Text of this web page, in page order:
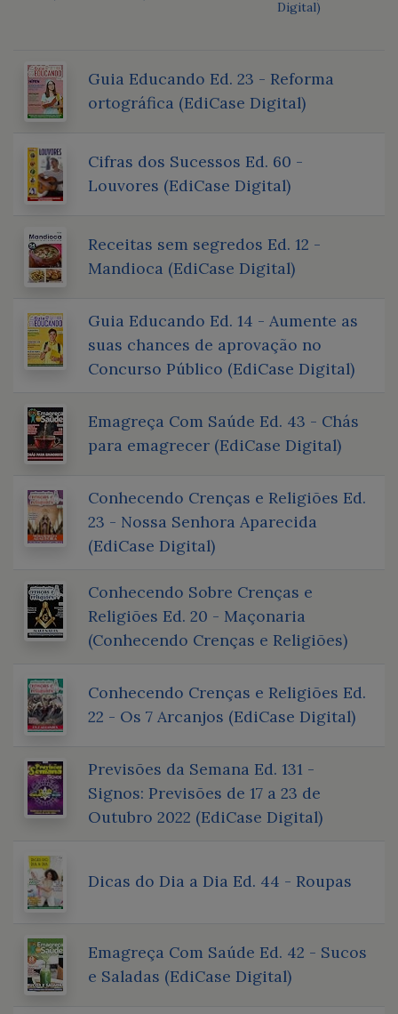
Digital)
Guia Educando Ed. 23 - Reforma
ortográfica (EdiCase Digital)
Cifras dos Sucessos Ed. 60 -
Louvores (EdiCase Digital)
Receitas sem segredos Ed. 12 -
Mandioca (EdiCase Digital)
Guia Educando Ed. 14 - Aumente as
suas chances de aprovação no
Concurso Público (EdiCase Digital)
Emagreça Com Saúde Ed. 43 - Chás
para emagrecer (EdiCase Digital)
Conhecendo Crenças e Religiões Ed.
23 - Nossa Senhora Aparecida
(EdiCase Digital)
Conhecendo Sobre Crenças e
Religiões Ed. 20 - Maçonaria
(Conhecendo Crenças e Religiões)
Conhecendo Crenças e Religiões Ed.
22 - Os 7 Arcanjos (EdiCase Digital)
Previsões da Semana Ed. 131 -
Signos: Previsões de 17 a 23 de
Outubro 2022 (EdiCase Digital)
Dicas do Dia a Dia Ed. 44 - Roupas
Emagreça Com Saúde Ed. 42 - Sucos
e Saladas (EdiCase Digital)